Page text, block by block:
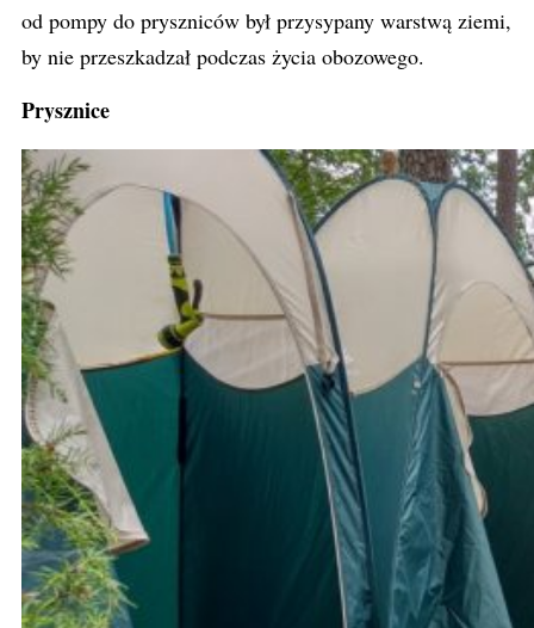
od pompy do pryszniców był przysypany warstwą ziemi,
by nie przeszkadzał podczas życia obozowego.
Prysznice